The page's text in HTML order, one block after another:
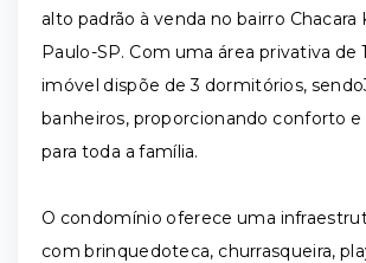
alto padrão à venda no bairro Chacara
Paulo-SP. Com uma área privativa de
imóvel dispõe de 3 dormitórios,
banheiros, proporcionando conforto e
para toda a família.
O condomínio oferece uma
com brinquedoteca, churrasqueira,